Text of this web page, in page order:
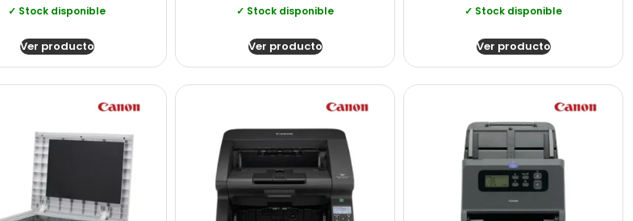
✓ Stock disponible
Ver producto
✓ Stock disponible
Ver producto
✓ Stock disponible
Ver producto